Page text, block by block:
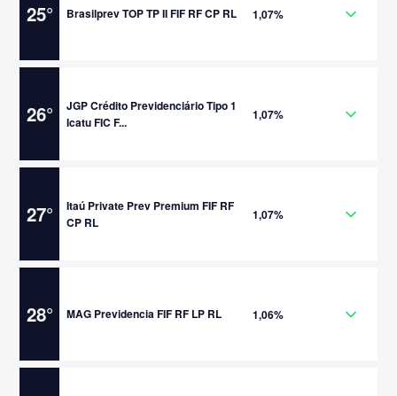
25° Brasilprev TOP TP II FIF RF CP RL 1,07%
26°
JGP Crédito Previdenciário Tipo 1
Icatu FIC F...
1,07%
27°
Itaú Private Prev Premium FIF RF
CP RL
1,07%
28° MAG Previdencia FIF RF LP RL 1,06%